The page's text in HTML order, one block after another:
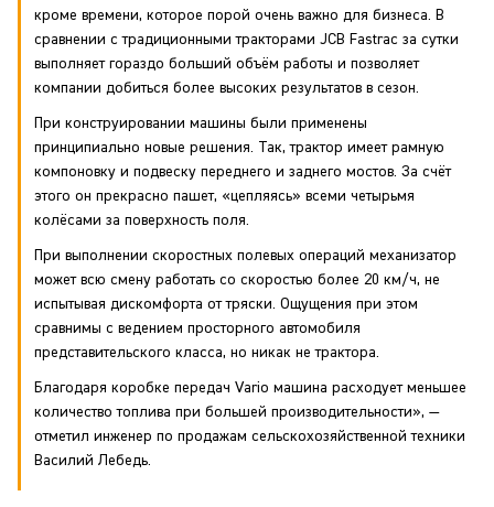
кроме времени, которое порой очень важно для бизнеса. В
сравнении с традиционными тракторами JCB Fastrac за сутки
выполняет гораздо больший объём работы и позволяет
компании добиться более высоких результатов в сезон.
При конструировании машины были применены
принципиально новые решения. Так, трактор имеет рамную
компоновку и подвеску переднего и заднего мостов. За счёт
этого он прекрасно пашет, «цепляясь» всеми четырьмя
колёсами за поверхность поля.
При выполнении скоростных полевых операций механизатор
может всю смену работать со скоростью более 20 км/ч, не
испытывая дискомфорта от тряски. Ощущения при этом
сравнимы с ведением просторного автомобиля
представительского класса, но никак не трактора.
Благодаря коробке передач Vario машина расходует меньшее
количество топлива при большей производительности», —
отметил инженер по продажам сельскохозяйственной техники
Василий Лебедь.